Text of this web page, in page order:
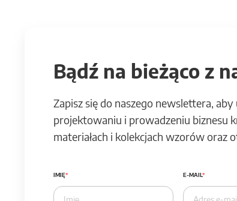
Bądź na bieżąco z
Zapisz się do naszego newslettera,
projektowaniu i prowadzeniu biznesu
materiałach i kolekcjach wzorów oraz
IMIĘ E-MAIL